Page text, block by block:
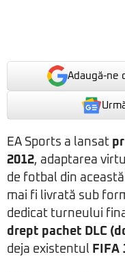
Adaugă-ne
EA Sports a lansat
2012, adaptarea
de fotbal din
mai fi livrată sub
dedicat turneului
drept pachet DLC
deja existentul FIFA